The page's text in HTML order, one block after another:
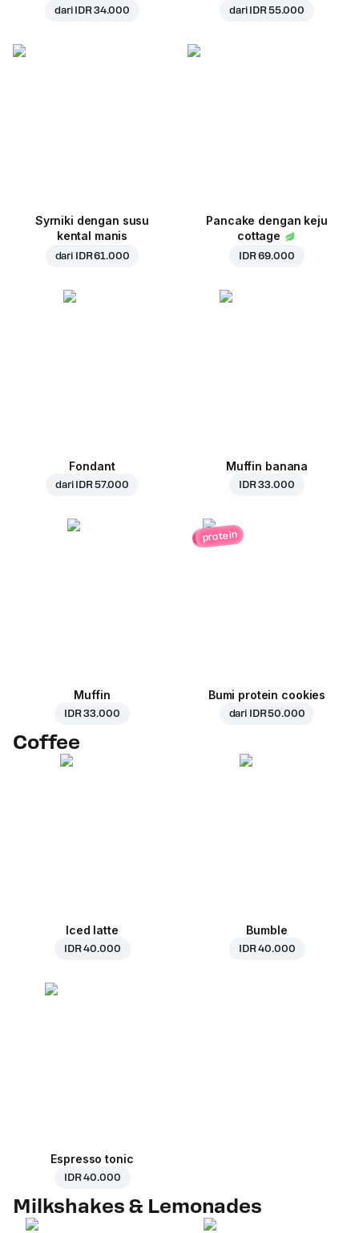
dari IDR 34.000 dari IDR 55.000
Syrniki dengan susu
kental manis
dari IDR 61.000
Pancake dengan keju
cottage
IDR 69.000
Fondant
dari IDR 57.000
Muffin banana
IDR 33.000
Muffin
IDR 33.000
protein
Bumi protein cookies
dari IDR 50.000
Coffee
Iced latte
IDR 40.000
Bumble
IDR 40.000
Espresso tonic
IDR 40.000
Milkshakes & Lemonades